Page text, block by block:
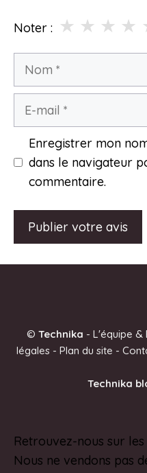
Noter : ★
★
★
★
Nom
Enregistrer mon
dans le navigateur
commentaire.
n
v
e
© Technika - L'équipe &
légales- Plan du site -
Technika
Retrouvez-nous sur les
Nous ne vendons pas